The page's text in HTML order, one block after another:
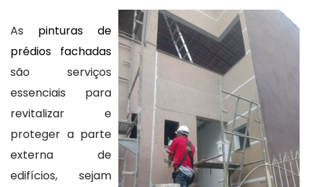
As pinturas de
prédios fachadas
são serviços
essenciais para
revitalizar e
proteger a parte
externa de
edifícios, sejam